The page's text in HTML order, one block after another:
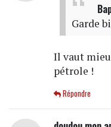
Garde
Il vaut
pétrole !
Répondre